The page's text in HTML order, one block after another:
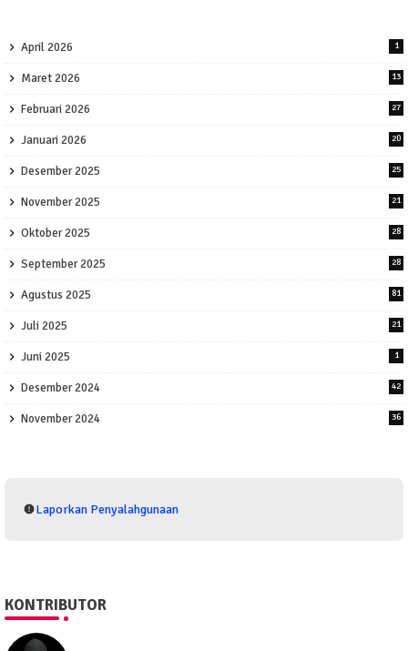
April 2026 1
Maret 2026 13
Februari 2026 27
Januari 2026 20
Desember 2025 25
November 2025 21
Oktober 2025 28
September 2025 28
Agustus 2025 81
Juli 2025 21
Juni 2025 1
Desember 2024 42
November 2024 36
Laporkan Penyalahgunaan
KONTRIBUTOR